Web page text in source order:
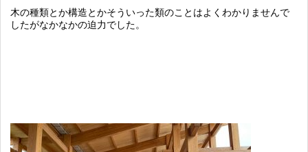
木の種類とか構造とかそういった類のことはよくわかりませんで
したがなかなかの迫力でした。